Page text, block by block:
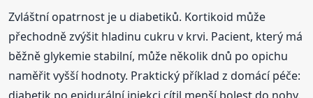
Zvláštní opatrnost je u diabetiků. Kortikoid může
přechodně zvýšit hladinu cukru v krvi. Pacient, který má
běžně glykemie stabilní, může několik dnů po opichu
naměřit vyšší hodnoty. Praktický příklad z domácí péče: